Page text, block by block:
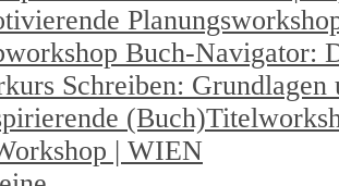
Buch-Navigator:
Schreiben:
| WIEN